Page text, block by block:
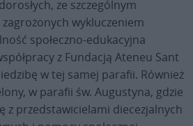
ze szczególnym
wykluczeniem
społeczno-edukacyjna
z Fundacją Ateneu Sant
w tej samej parafii. Również
w parafii św. Augustyna, gdzie
z przedstawicielami diecezjalnych